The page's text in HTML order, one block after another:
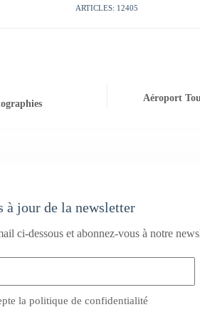
ARTICLES: 12405
Aéroport
à jour de la newsletter
ci-dessous et abonnez-vous à notre
la politique de confidentialité